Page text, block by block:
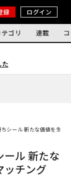
録 ログイン
ゴリ 連載
シール 新たな価値を生む
ル 新たな
ッチング